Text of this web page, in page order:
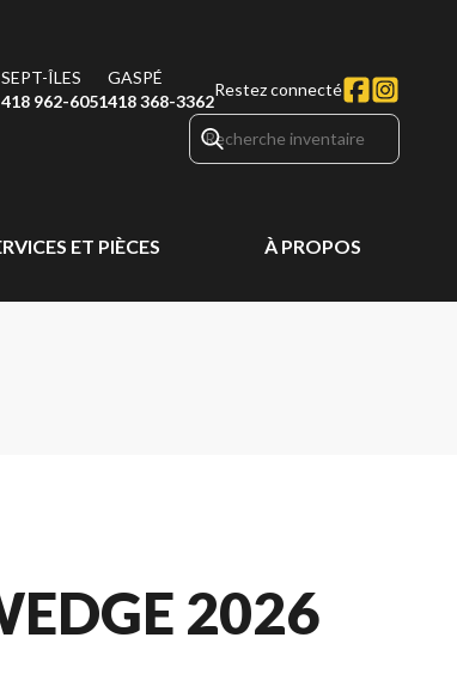
SEPT-ÎLES
418 962-6051
GASPÉ
418 368-3362
Restez connecté
ET PIÈCES À PROPOS
2026